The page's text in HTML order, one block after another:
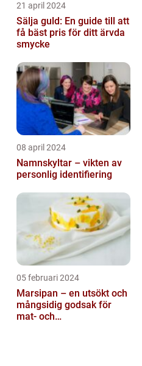
21 april 2024
Sälja guld: En guide till att
få bäst pris för ditt ärvda
smycke
08 april 2024
Namnskyltar – vikten av
personlig identifiering
05 februari 2024
Marsipan – en utsökt och
mångsidig godsak för
mat- och